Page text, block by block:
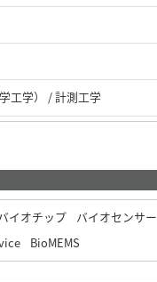
工学） / 計測工学
イオチップ バイオセンサー
BioMEMS